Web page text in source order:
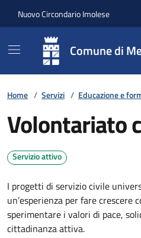
Nuovo Circondario Imolese
Comune di
Home / Servizi / Educazione e
Volontariato
Servizio attivo
I progetti di servizio civile
un’esperienza per fare crescere
sperimentare i valori di pace,
cittadinanza attiva.